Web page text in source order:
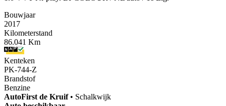
Bouwjaar
2017
Kilometerstand
86.041 Km
Kenteken
PK-744-Z
Brandstof
Benzine
AutoFirst de Kruif • Schalkwijk